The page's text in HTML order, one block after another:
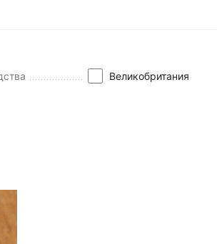
Великобритания